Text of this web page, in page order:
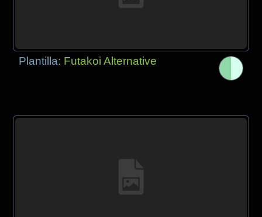
Plantilla: Futakoi Alternative